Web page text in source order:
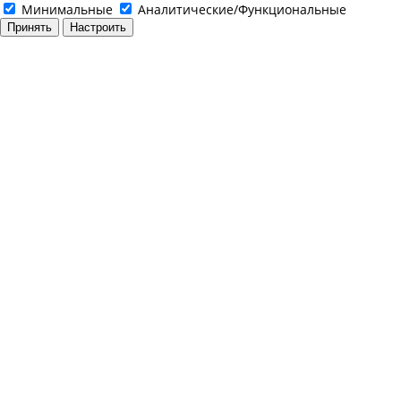
Минимальные
Аналитические/Функциональные
Принять Настроить